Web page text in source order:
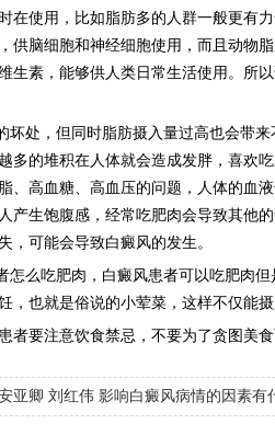
在使用，比如脂肪多的人群一般更有
供脑细胞和神经细胞使用，而且动物
生素，能够供人类日常生活使用。所
处，但同时脂肪摄入量过高也会带来
多的堆积在人体就会造成发胖，喜欢
、高血糖、高血压的问题，人体的血
产生饱腹感，经常吃肥肉会导致其他
，可能会导致白癜风的发生。
么吃肥肉，白癜风患者可以吃肥肉但
，也就是俗说的小荤菜，这样不仅能
要注意饮食禁忌，不要为了贪图美食
亚卿 刘红伟 影响白癜风病情的因素有